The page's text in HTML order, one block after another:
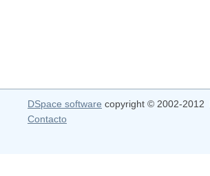
DSpace software copyright © 2002-2012
Contacto